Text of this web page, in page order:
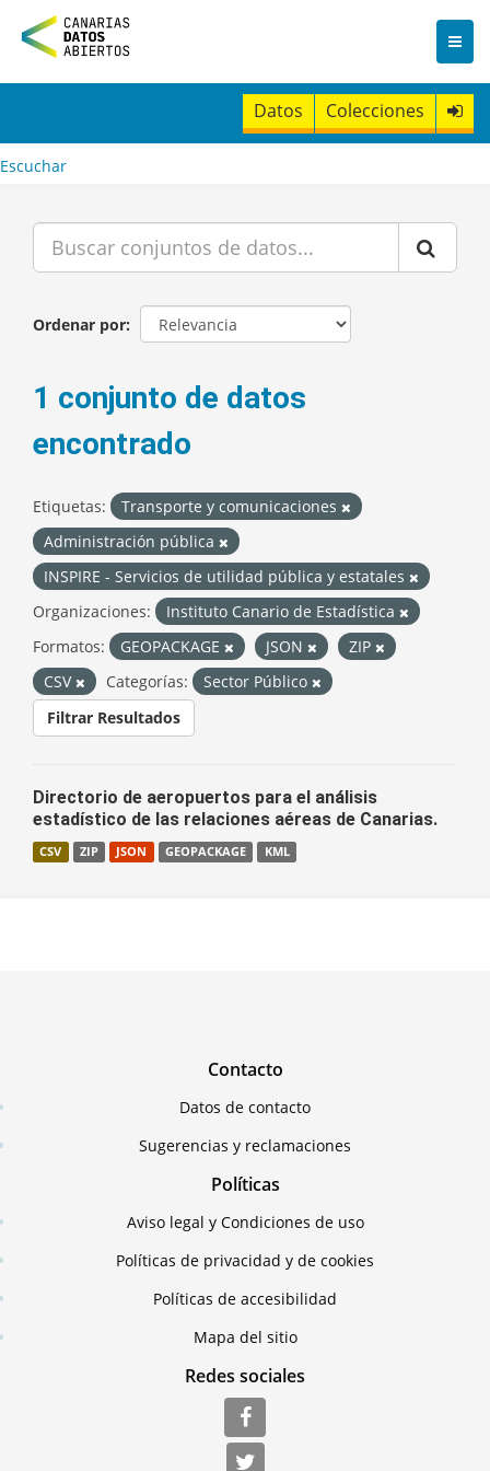
n
t
Datos Colecciones
Escuchar
Ordenar por
1 conjunto de datos
encontrado
Etiquetas:
Transporte y comunicaciones
Administración pública
INSPIRE - Servicios de utilidad pública y estatales
Organizaciones:
Instituto Canario de Estadística
Formatos:
GEOPACKAGE JSON
ZIP
CSV
Categorías:
Sector Público
Filtrar Resultados
Directorio de aeropuertos para el análisis
estadístico de las relaciones aéreas de Canarias.
CSV ZIP JSON GEOPACKAGE KML
Contacto
Datos de contacto
Sugerencias y reclamaciones
Políticas
Aviso legal y Condiciones de uso
Políticas de privacidad y de cookies
Políticas de accesibilidad
Mapa del sitio
Redes sociales